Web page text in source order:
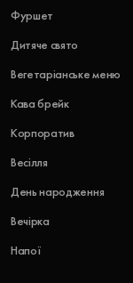
Фуршет
Дитяче свято
Вегетаріанське меню
Кава брейк
Корпоратив
Весілля
День народження
Вечірка
Напої